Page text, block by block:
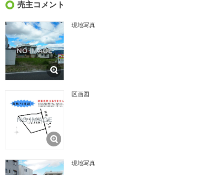
売主コメント
現地写真
区画図
現地写真